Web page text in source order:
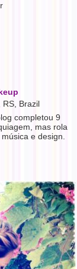
RS, Brazil
completou 9
mas rola
e design.